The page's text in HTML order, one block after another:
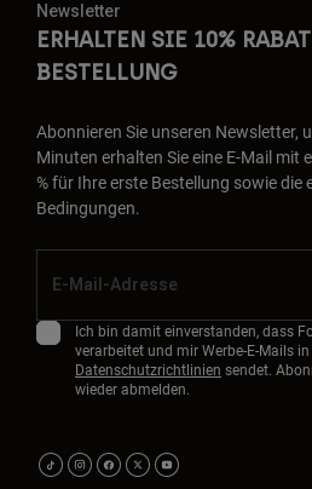
Newsletter
ERHALTEN SIE 10%
BESTELLUNG
Abonnieren Sie unseren Newsletter,
Minuten erhalten Sie eine E-Mail mit
% für Ihre erste Bestellung sowie die
Bedingungen.
Ich bin damit einverstanden, dass
verarbeitet und mir Werbe-E-Mails
Datenschutzrichtlinien sendet.
wieder abmelden.